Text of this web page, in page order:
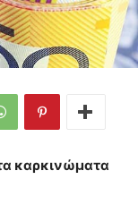
καρκινώματα